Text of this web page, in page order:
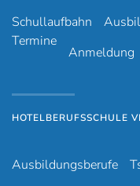
Schullaufbahn
Termine
Anmeldung
HOTELBERUFSSCHULE
Ausbildungsberufe